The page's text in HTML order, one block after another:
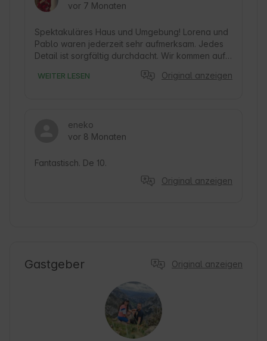
vor 7 Monaten
Spektakuläres Haus und Umgebung! Lorena und
Pablo waren jederzeit sehr aufmerksam. Jedes
Detail ist sorgfältig durchdacht. Wir kommen auf
WEITER LESEN Original anzeigen
eneko
vor 8 Monaten
Fantastisch. De 10.
Original anzeigen
Gastgeber Original anzeigen